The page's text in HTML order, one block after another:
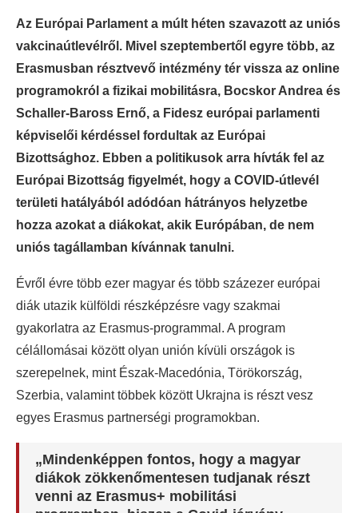
Az Európai Parlament a múlt héten szavazott az uniós
vakcinaútlevélről. Mivel szeptembertől egyre több, az
Erasmusban résztvevő intézmény tér vissza az online
programokról a fizikai mobilitásra, Bocskor Andrea és
Schaller-Baross Ernő, a Fidesz európai parlamenti
képviselői kérdéssel fordultak az Európai
Bizottsághoz. Ebben a politikusok arra hívták fel az
Európai Bizottság figyelmét, hogy a COVID-útlevél
területi hatályából adódóan hátrányos helyzetbe
hozza azokat a diákokat, akik Európában, de nem
uniós tagállamban kívánnak tanulni.
Évről évre több ezer magyar és több százezer európai
diák utazik külföldi részképzésre vagy szakmai
gyakorlatra az Erasmus-programmal. A program
célállomásai között olyan unión kívüli országok is
szerepelnek, mint Észak-Macedónia, Törökország,
Szerbia, valamint többek között Ukrajna is részt vesz
egyes Erasmus partnerségi programokban.
„Mindenképpen fontos, hogy a magyar
diákok zökkenőmentesen tudjanak részt
venni az Erasmus+ mobilitási